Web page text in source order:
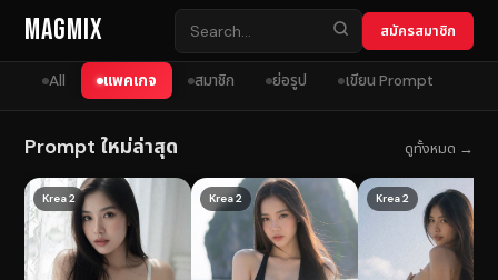
Skip to content
MagMix สมัครสมาชิก
All แพคเกจ สมาชิก ย่อรูป เขียน Prompt
Prompt ใหม่ล่าสุด ดูทั้งหมด →
Krea 2 Krea 2 Krea 2